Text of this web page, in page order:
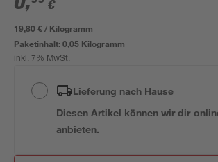
€
19,80 € / Kilogramm
Paketinhalt:0,05 Kilogramm
inkl. 7% MwSt.
Lieferung nach Hause
Diesen Artikel können wir dir
anbieten.